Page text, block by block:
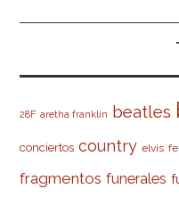
28F aretha franklin beatles
conciertos country elvis
fragmentos funerales